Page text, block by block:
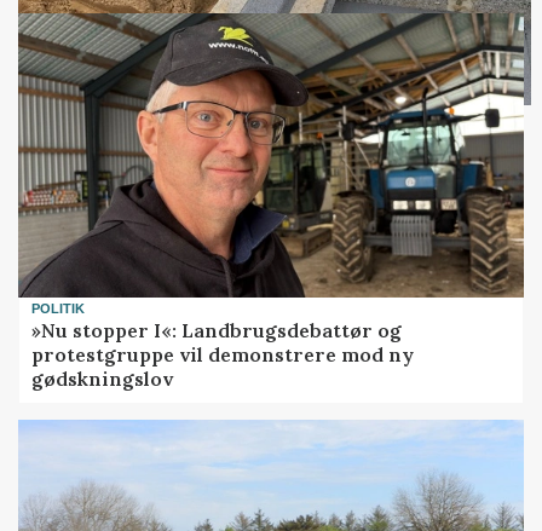
POLITIK
»Nu stopper I«: Landbrugsdebattør og
protestgruppe vil demonstrere mod ny
gødskningslov